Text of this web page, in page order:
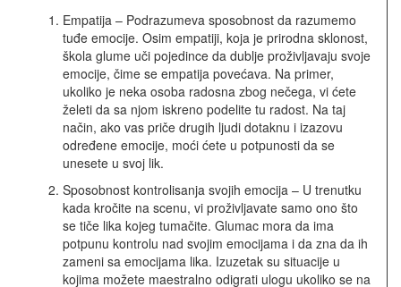
Empatija – Podrazumeva sposobnost da razumemo
tuđe emocije. Osim empatiji, koja je prirodna sklonost,
škola glume uči pojedince da dublje proživljavaju svoje
emocije, čime se empatija povećava. Na primer,
ukoliko je neka osoba radosna zbog nečega, vi ćete
želeti da sa njom iskreno podelite tu radost. Na taj
način, ako vas priče drugih ljudi dotaknu i izazovu
određene emocije, moći ćete u potpunosti da se
unesete u svoj lik.
Sposobnost kontrolisanja svojih emocija – U trenutku
kada kročite na scenu, vi proživljavate samo ono što
se tiče lika kojeg tumačite. Glumac mora da ima
potpunu kontrolu nad svojim emocijama i da zna da ih
zameni sa emocijama lika. Izuzetak su situacije u
kojima možete maestralno odigrati ulogu ukoliko se na